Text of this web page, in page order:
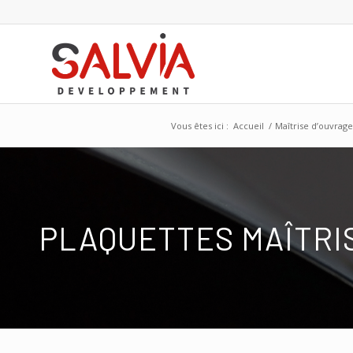
Vous êtes ici : Accueil / Maîtrise
PLAQUETTES